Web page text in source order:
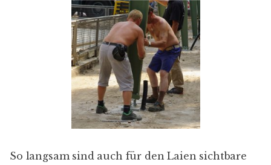
So langsam sind auch für den Laien sichtbare